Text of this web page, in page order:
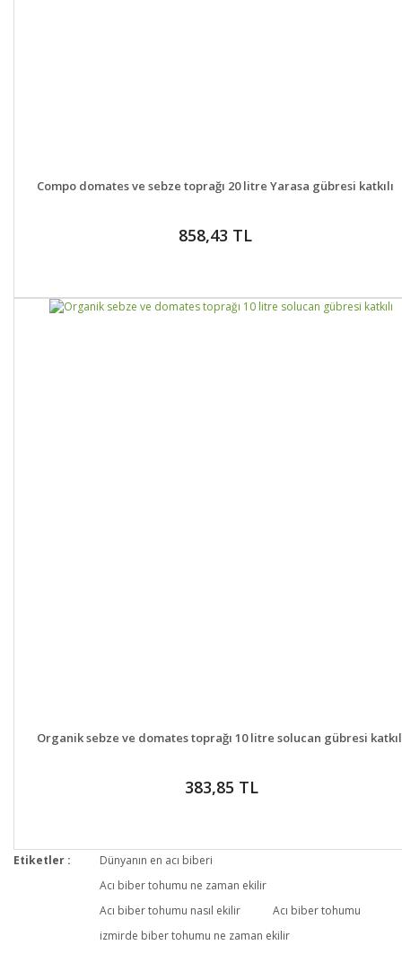
DETAYLAR
Compo domates ve sebze toprağı 20 litre Yarasa gübresi katkılı
858,43 TL
DETAYLAR
Organik sebze ve domates toprağı 10 litre solucan gübresi
383,85 TL
Etiketler :
Dünyanın en acı biberi
Acı biber tohumu ne zaman ekilir
Acı biber tohumu nasıl ekilir
Acı biber tohumu
izmirde biber tohumu ne zaman ekilir